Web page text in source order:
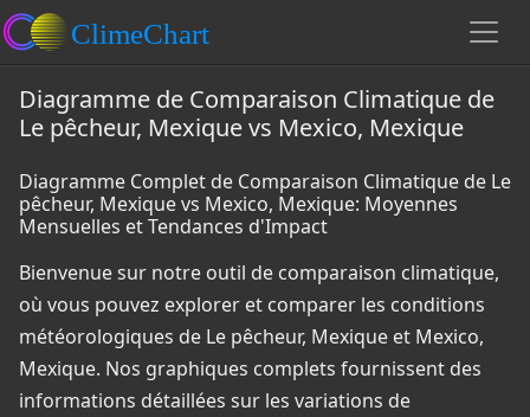
Diagramme de Comparaison Climatique de
Le pêcheur, Mexique vs Mexico, Mexique
Diagramme Complet de Comparaison Climatique de Le
pêcheur, Mexique vs Mexico, Mexique: Moyennes
Mensuelles et Tendances d'Impact
Bienvenue sur notre outil de comparaison climatique,
où vous pouvez explorer et comparer les conditions
météorologiques de Le pêcheur, Mexique et Mexico,
Mexique. Nos graphiques complets fournissent des
informations détaillées sur les variations de